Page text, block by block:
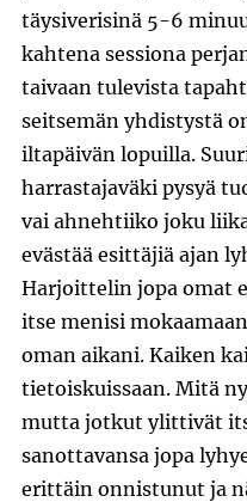
täysiverisinä 5-6
kahtena sessiona
taivaan tulevista
seitsemän yhdistystä
iltapäivän lopuilla.
harrastajaväki pysyä
vai ahnehtiiko joku
evästää esittäjiä ajan
Harjoittelin jopa omat
itse menisi
oman aikani. Kaiken
tietoiskuissaan. Mitä
mutta jotkut ylittivät
sanottavansa jopa
erittäin onnistunut ja